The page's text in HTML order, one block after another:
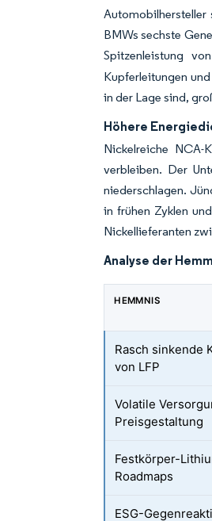
Automobilhersteller
BMWs sechste
Spitzenleistung
Kupferleitungen
in der Lage sind,
Höhere
Nickelreiche
verbleiben. Der
niederschlagen.
in frühen Zyklen
Nickellieferanten
Analyse der
HEMMNIS
Rasch sinkende
von LFP
Volatile
Preisgestaltung
Festkörper-
Roadmaps
ESG-